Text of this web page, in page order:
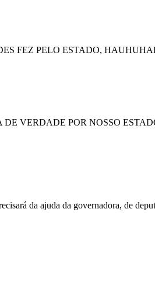
FEZ PELO ESTADO,
VERDADE POR NOSSO
da ajuda da governadora, de